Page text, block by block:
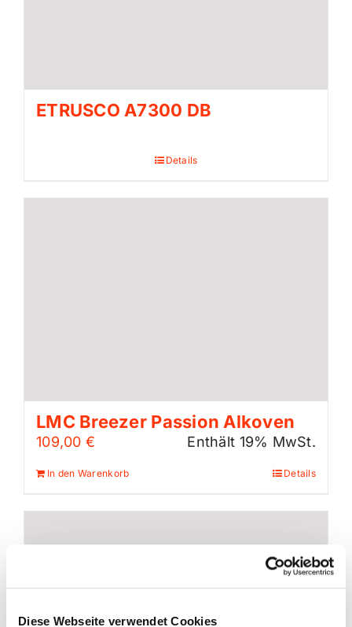
Diese Webseite verwendet Cookies
ETRUSCO A7300 DB
Details
LMC Breezer Passion Alkoven
109,00 € Enthält 19% MwSt.
In den Warenkorb Details